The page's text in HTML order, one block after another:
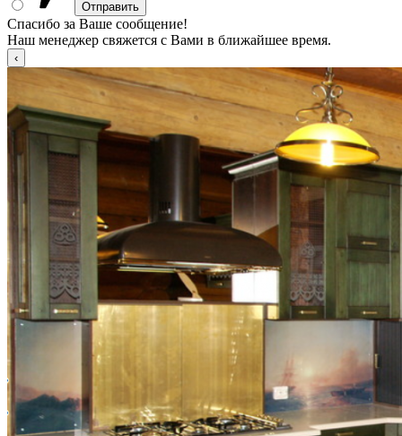
Спасибо за Ваше сообщение!
Наш менеджер свяжется с Вами в ближайшее время.